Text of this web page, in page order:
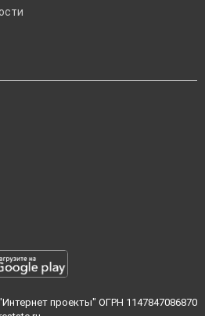
проекты" ОГРН 1147847086870